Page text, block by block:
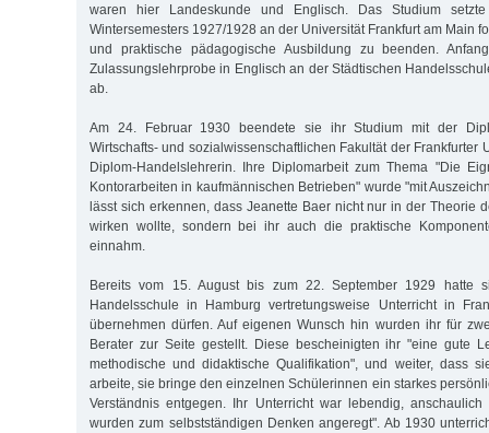
waren hier Landeskunde und Englisch. Das Studium
Wintersemesters 1927/1928 an der Universität Frankfurt am Main
und praktische pädagogische Ausbildung zu beenden.
Zulassungslehrprobe in Englisch an der Städtischen
ab.
Am 24. Februar 1930 beendete sie ihr Studium mit der
Wirtschafts- und sozialwissenschaftlichen Fakultät der Frankfurter
Diplom-Handelslehrerin. Ihre Diplomarbeit zum Thema "Die
Kontorarbeiten in kaufmännischen Betrieben" wurde "mit
lässt sich erkennen, dass Jeanette Baer nicht nur in der Theorie
wirken wollte, sondern bei ihr auch die praktische
einnahm.
Bereits vom 15. August bis zum 22. September 1929 hatte
Handelsschule in Hamburg vertretungsweise Unterricht in
übernehmen dürfen. Auf eigenen Wunsch hin wurden ihr für
Berater zur Seite gestellt. Diese bescheinigten ihr "eine gute
methodische und didaktische Qualifikation", und weiter, dass
arbeite, sie bringe den einzelnen Schülerinnen ein starkes
Verständnis entgegen. Ihr Unterricht war lebendig,
wurden zum selbstständigen Denken angeregt". Ab 1930